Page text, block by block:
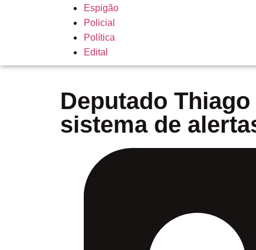
Espigão
Policial
Política
Edital
Deputado
sistema de